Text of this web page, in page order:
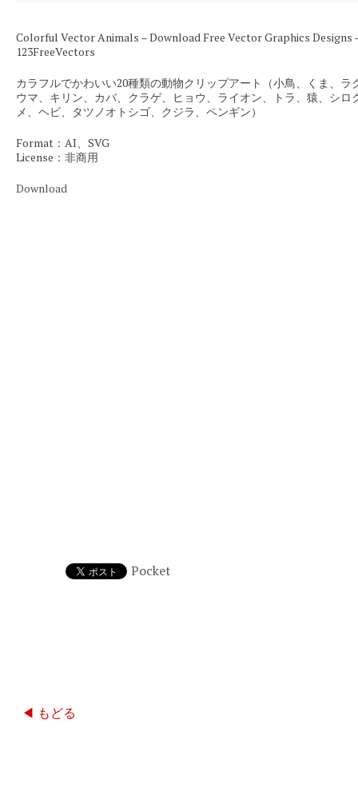
Colorful Vector Animals – Download Free Vector Graphics Designs
123FreeVectors
カラフルでかわいい20種類の動物クリップアート（小鳥、くま、ラ
ウマ、キリン、カバ、クラゲ、ヒョウ、ライオン、トラ、猿、シロ
メ、ヘビ、タツノオトシゴ、クジラ、ペンギン）
Format：AI、SVG
License：非商用
Download
Pocket
◀ もどる